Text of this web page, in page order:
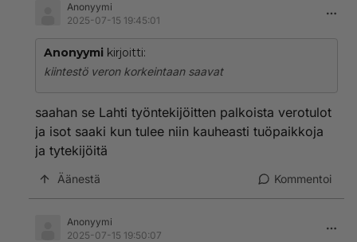
Anonyymi
2025-07-15 19:45:01
Anonyymi kirjoitti:
kiintestö veron korkeintaan saavat
saahan se Lahti työntekijöitten palkoista verotulot
ja isot saaki kun tulee niin kauheasti tuöpaikkoja
ja tytekijöitä
Äänestä Kommentoi
Anonyymi
2025-07-15 19:50:07